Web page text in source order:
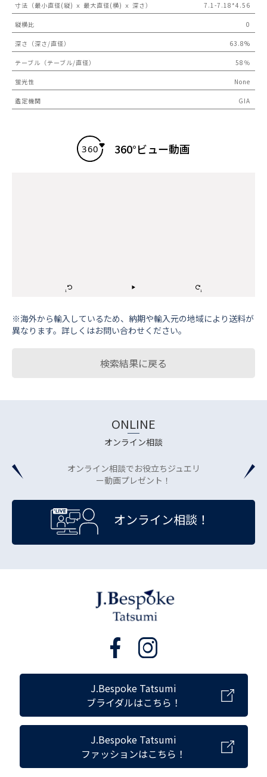
寸法（最小直径(縦) ｘ 最大直径(横) ｘ 深さ） 7.1-7.18*4.56
縦横比 0
深さ（深さ/直径） 63.8%
テーブル（テーブル/直径） 58％
蛍光性 None
鑑定機関 GIA
360°ビュー動画
※海外から輸⼊しているため、納期や輸⼊元の地域により送料が
異なります。詳しくはお問い合わせください。
検索結果に戻る
ONLINE
オンライン相談
オンライン相談でお役立ちジュエリ
ー動画プレゼント！
オンライン相談！
J.Bespoke Tatsumi
ブライダルはこちら！
J.Bespoke Tatsumi
ファッションはこちら！